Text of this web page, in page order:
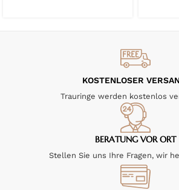
KOSTENLOSER
Trauringe werden kostenlos
BERATUNG VOR ORT
Stellen Sie uns Ihre Fragen, wir